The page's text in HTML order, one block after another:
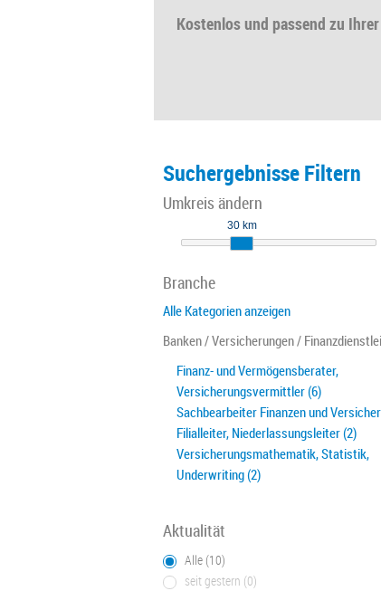
Kostenlos und passend zu
Suchergebnisse Filtern
Umkreis ändern
30 km
Branche
Alle Kategorien anzeigen
Banken / Versicherungen /
Finanz- und Vermögensberater,
Versicherungsvermittler (6)
Sachbearbeiter Finanzen und
Filialleiter, Niederlassungsleiter (2)
Versicherungsmathematik, Statistik,
Underwriting (2)
Aktualität
Alle (10)
seit gestern (0)